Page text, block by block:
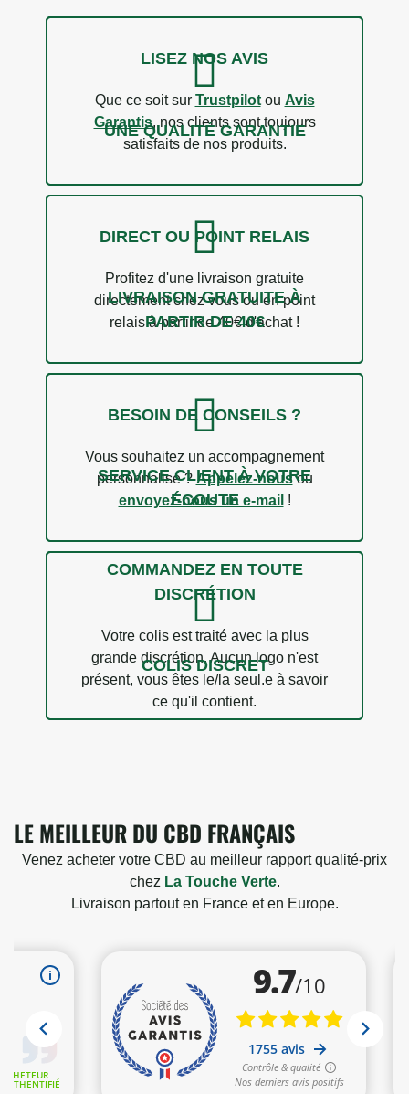
UNE QUALITÉ GARANTIE
LISEZ NOS AVIS
Que ce soit sur Trustpilotou Avis
Garantis, nos clients sont toujours
satisfaits de nos produits.
LIVRAISON GRATUITE À
PARTIR DE 40€
DIRECT OU POINT RELAIS
Profitez d'une livraison gratuite
directement chez vous ou en point
relais à partir de 40€ d'achat !
SERVICE CLIENT À VOTRE
ÉCOUTE
BESOIN DE CONSEILS ?
Vous souhaitez un accompagnement
personnalisé ?Appelez-nousou
envoyez-nous un e-mail !
COLIS DISCRET
COMMANDEZ EN TOUTE
DISCRÉTION
Votre colis est traité avec la plus
grande discrétion. Aucun logo n'est
présent, vous êtes le/la seul.e à savoir
ce qu'il contient.
LE MEILLEUR DU CBD FRANÇAIS
Venez acheter votre CBD au meilleur rapport qualité-prix
chez La Touche Verte.
Livraison partout en France et en Europe.